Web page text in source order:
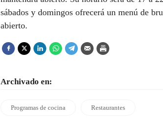
sábados y domingos ofrecerá un menú de
abierto.
Archivado en:
Programas de cocina Restaurantes